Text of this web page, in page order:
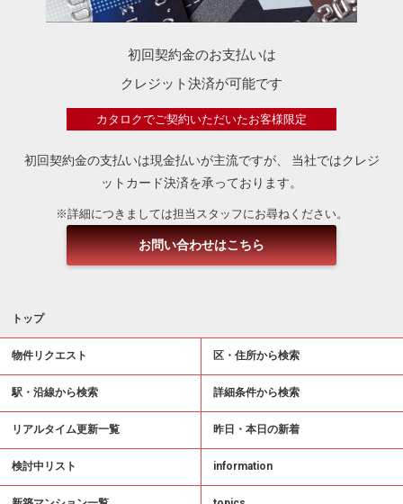
初回契約金のお支払いは
クレジット決済が可能です
カタロクでご契約いただいたお客様限定
初回契約金の支払いは現金払いが主流ですが、
当社ではクレジ
ットカード決済を承っております。
※詳細につきましては担当スタッフにお尋ねください。
お問い合わせはこちら
トップ
物件リクエスト 区・住所から検索
駅・沿線から検索 詳細条件から検索
リアルタイム更新一覧 昨日・本日の新着
検討中リスト information